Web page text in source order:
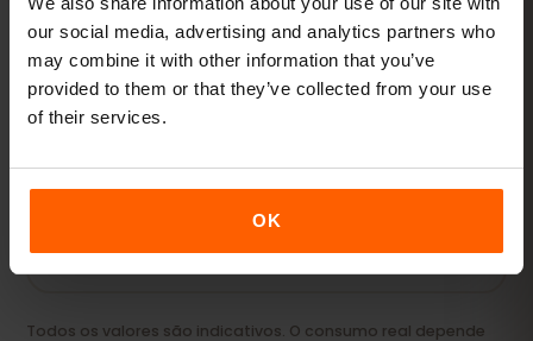
our social media, advertising and analytics partners who
may combine it with other information that you’ve
provided to them or that they’ve collected from your use
of their services.
OK
Streaming e hotspot
Vídeos, videochamadas e manter o portátil ou
RECOMENDADO20 GB+ ou Ilimitado
Ver pacotes
Todos os valores são indicativos. O consumo real depende